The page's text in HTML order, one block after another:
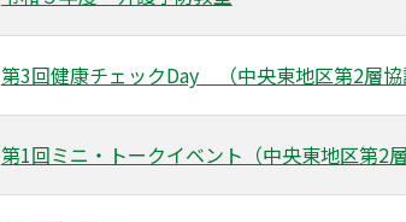
第3回健康チェックDay （中央東地区第2層協
第1回ミニ・トークイベント（中央東地区第2層